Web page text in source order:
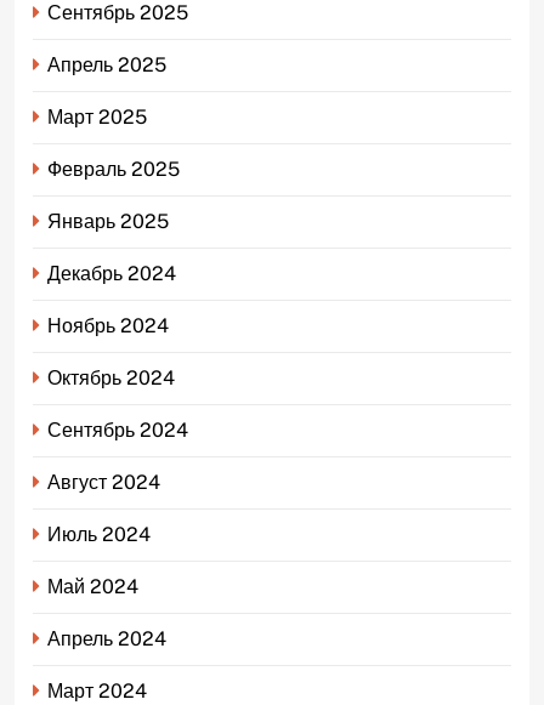
Сентябрь 2025
Апрель 2025
Март 2025
Февраль 2025
Январь 2025
Декабрь 2024
Ноябрь 2024
Октябрь 2024
Сентябрь 2024
Август 2024
Июль 2024
Май 2024
Апрель 2024
Март 2024